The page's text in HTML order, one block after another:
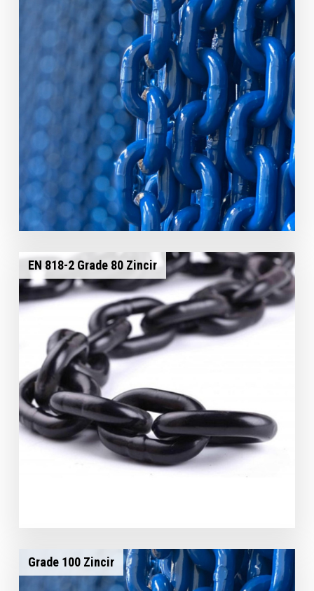
EN 818-2 Grade 80 Zincir
Grade 100 Zincir